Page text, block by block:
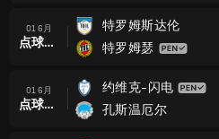
01 6月
点球大战后
特罗姆斯达伦
特罗姆瑟
01 6月
点球大战后
约维克-闪电
孔斯温厄尔